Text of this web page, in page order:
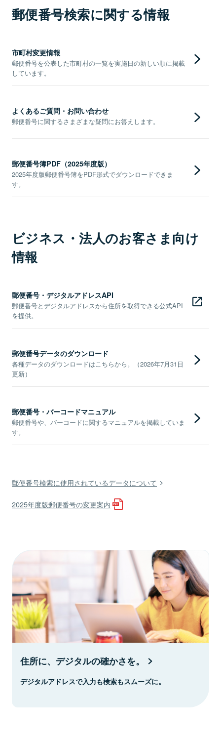
郵便番号検索に関する情報
市町村変更情報
郵便番号を公表した市町村の一覧を実施日の新しい順に掲載
しています。
よくあるご質問・お問い合わせ
郵便番号に関するさまざまな疑問にお答えします。
郵便番号簿PDF（2025年度版）
2025年度版郵便番号簿をPDF形式でダウンロードできま
す。
ビジネス・法人のお客さま向け
情報
郵便番号・デジタルアドレスAPI
郵便番号とデジタルアドレスから住所を取得できる公式API
を提供。
郵便番号データのダウンロード
各種データのダウンロードはこちらから。（2026年7月31日
更新）
郵便番号・バーコードマニュアル
郵便番号や、バーコードに関するマニュアルを掲載していま
す。
郵便番号検索に使用されているデータについて
2025年度版郵便番号の変更案内
住所に、デジタルの確かさを。
デジタルアドレスで入力も検索もスムーズに。